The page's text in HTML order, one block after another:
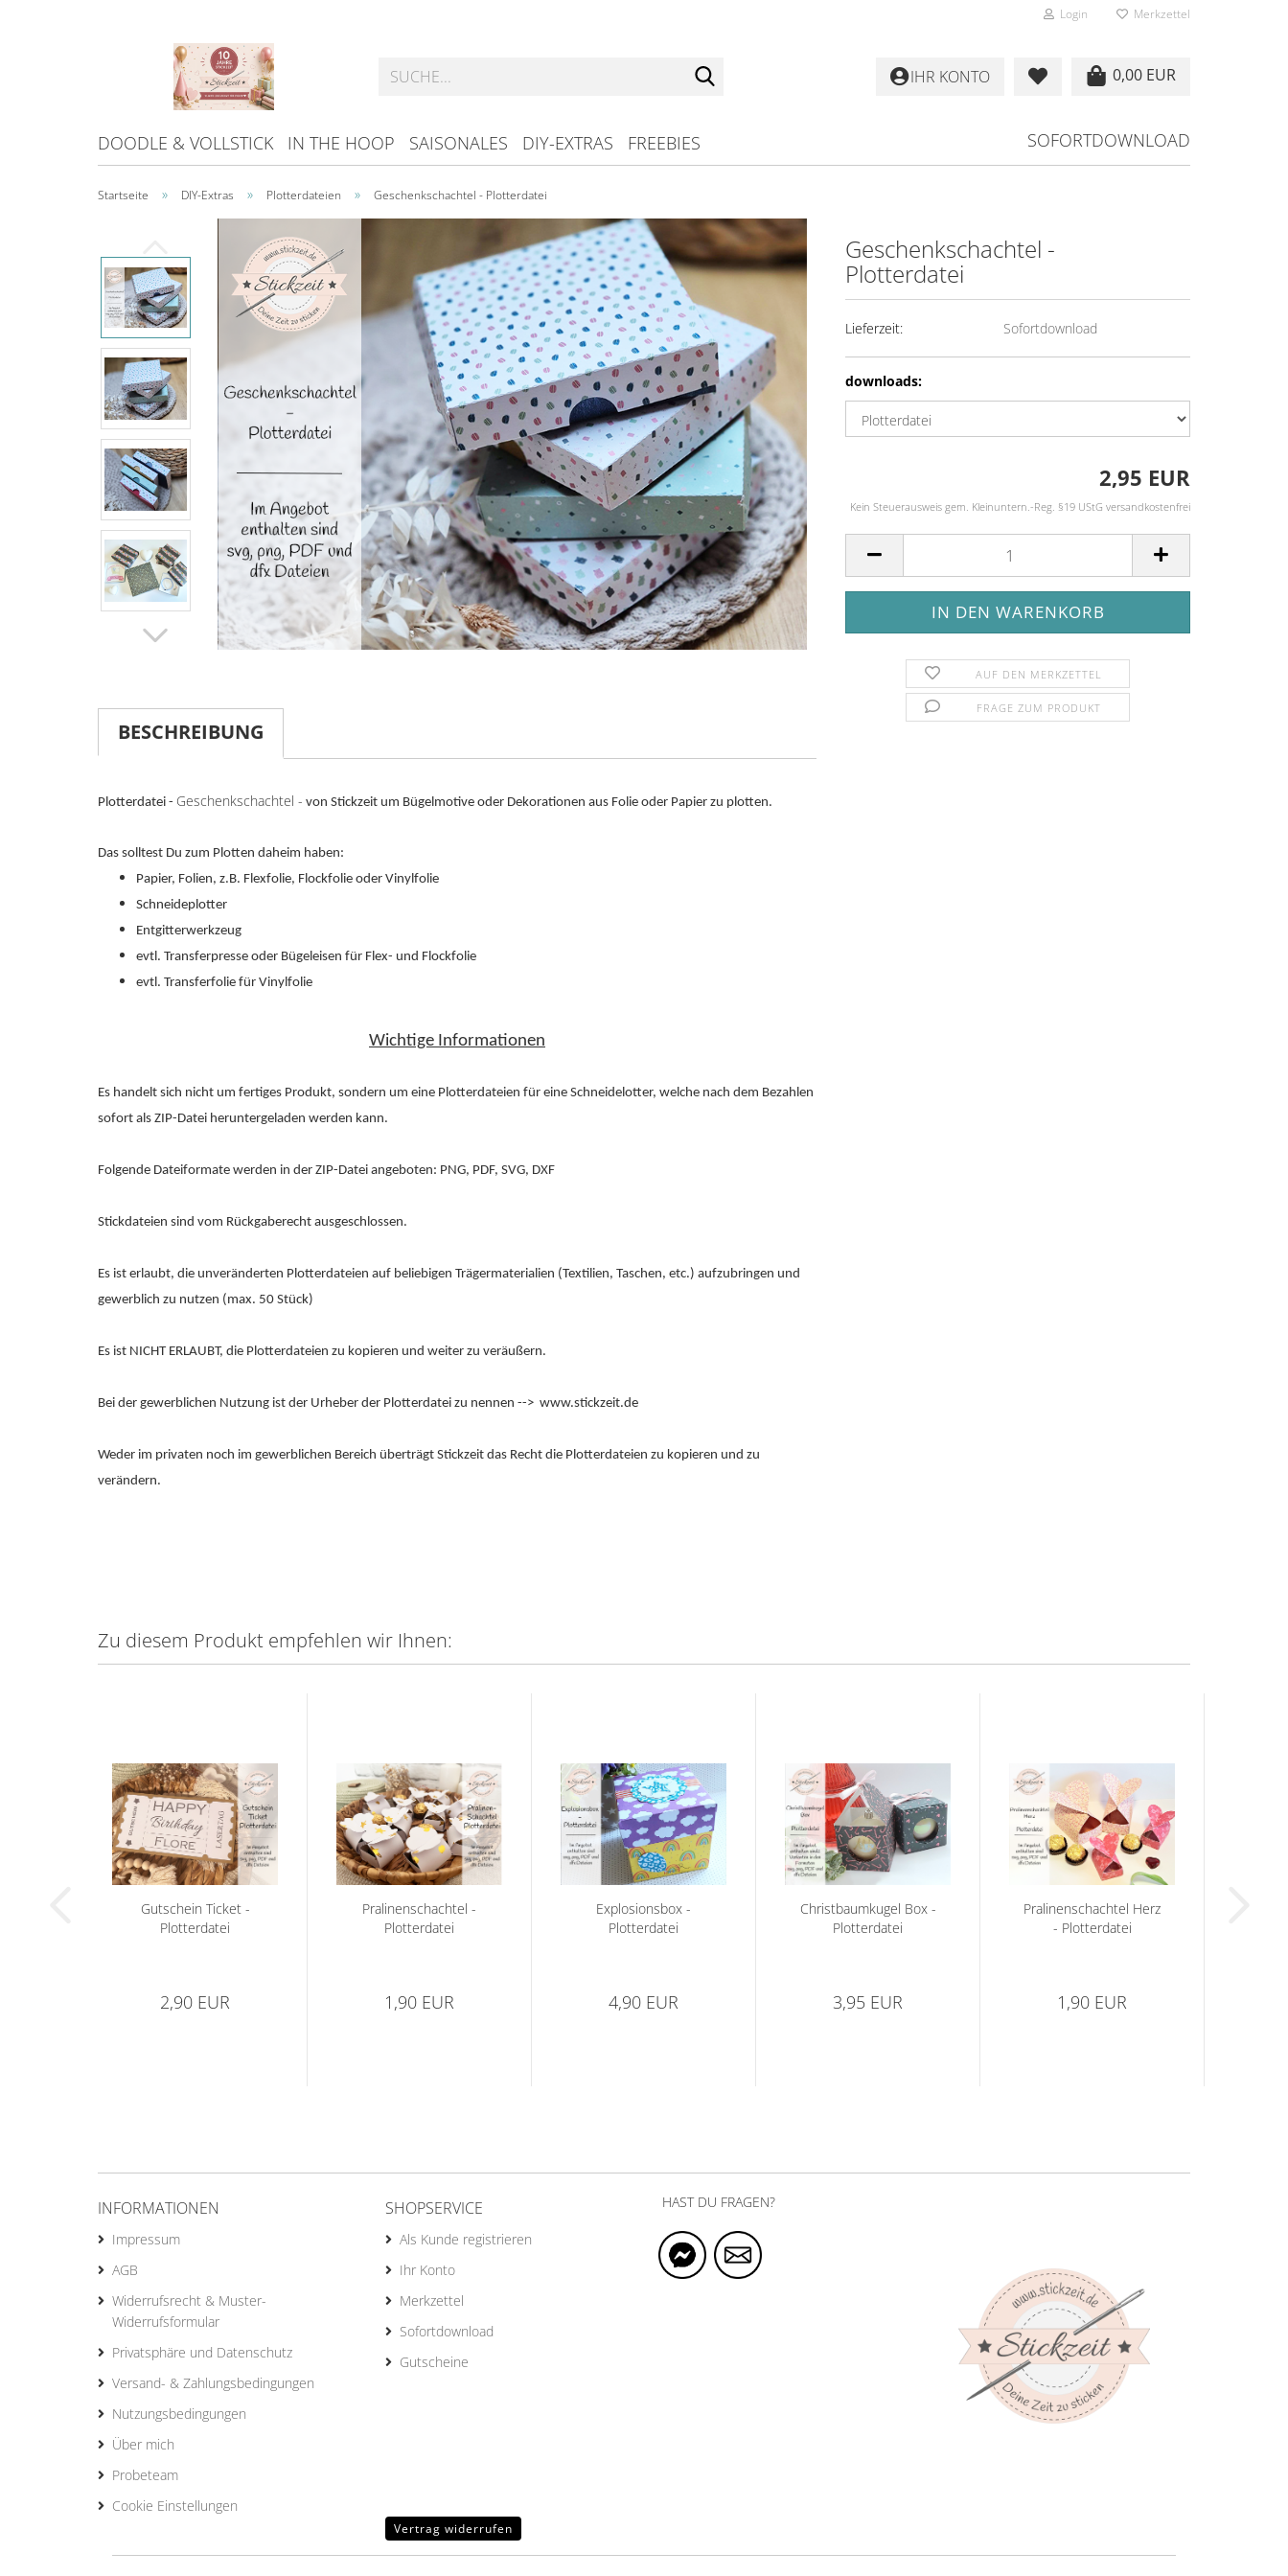
Login Merkzettel
0,00 EUR
IHR KONTO
DOODLE & VOLLSTICK IN THE HOOP SAISONALES DIY-EXTRAS FREEBIES SOFORTDOWNLOAD
Startseite » DIY-Extras » Plotterdateien » Geschenkschachtel - Plotterdatei
Geschenkschachtel -
Plotterdatei
Lieferzeit: Sofortdownload
downloads:
2,95 EUR
Kein Steuerausweis gem. Kleinuntern.-Reg. §19 UStG versandkostenfrei
AUF DEN MERKZETTEL
FRAGE ZUM PRODUKT
BESCHREIBUNG
Plotterdatei - Geschenkschachtel - von Stickzeit um Bügelmotive oder Dekorationen aus Folie oder Papier zu plotten.
Das solltest Du zum Plotten daheim haben:
Papier, Folien, z.B. Flexfolie, Flockfolie oder Vinylfolie
Schneideplotter
Entgitterwerkzeug
evtl. Transferpresse oder Bügeleisen für Flex- und Flockfolie
evtl. Transferfolie für Vinylfolie
Wichtige Informationen
Es handelt sich nicht um fertiges Produkt, sondern um eine Plotterdateien für eine Schneidelotter, welche nach dem Bezahlen
sofort als ZIP-Datei heruntergeladen werden kann.
Folgende Dateiformate werden in der ZIP-Datei angeboten: PNG, PDF, SVG, DXF
Stickdateien sind vom Rückgaberecht ausgeschlossen.
Es ist erlaubt, die unveränderten Plotterdateien auf beliebigen Trägermaterialien (Textilien, Taschen, etc.) aufzubringen und
gewerblich zu nutzen (max. 50 Stück)
Es ist NICHT ERLAUBT, die Plotterdateien zu kopieren und weiter zu veräußern.
Bei der gewerblichen Nutzung ist der Urheber der Plotterdatei zu nennen --> www.stickzeit.de
Weder im privaten noch im gewerblichen Bereich überträgt Stickzeit das Recht die Plotterdateien zu kopieren und zu
verändern.
Zu diesem Produkt empfehlen wir Ihnen:
Gutschein Ticket -
Plotterdatei
2,90 EUR
Pralinenschachtel -
Plotterdatei
1,90 EUR
Explosionsbox -
Plotterdatei
4,90 EUR
Christbaumkugel Box -
Plotterdatei
3,95 EUR
Pralinenschachtel Herz
- Plotterdatei
1,90 EUR
INFORMATIONEN
Impressum
AGB
Widerrufsrecht & Muster-
Widerrufsformular
Privatsphäre und Datenschutz
Versand- & Zahlungsbedingungen
Nutzungsbedingungen
Über mich
Probeteam
Cookie Einstellungen
SHOPSERVICE
Als Kunde registrieren
Ihr Konto
Merkzettel
Sofortdownload
Gutscheine
HAST DU FRAGEN?
Vertrag widerrufen